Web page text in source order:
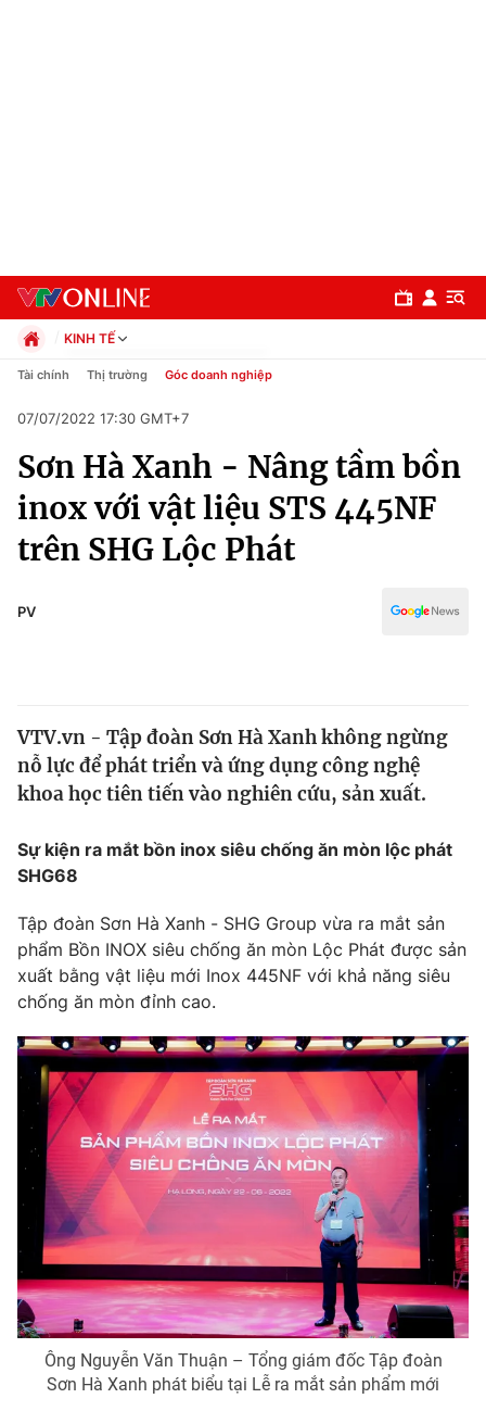
Chuyên mục
Chính trị
Xã hội
Pháp luật
Thế giới
Tin tức
Câu chuyện quốc tế
Kinh tế
Tài chính
Góc doanh nghiệp
Dữ liệu và đời sống
Truyền hình
Phim VTV
Nhân vật
Khán giả
Giải sao mai
Giải trí
Điện ảnh
Âm nhạc
Sao
Đời sống
Du lịch
Làm đẹp
Chất lượng cuộc sống
Giáo dục
Tuyển sinh
Học trực tuyến
Công nghệ
Hitech Công nghệ tương lai
Sản phẩm
Thị trường
Tư vấn
Giao lưu trực tuyến
Lịch phát sóng
Chuyên mục khác
KINH TẾ
Chính trị
Pháp luật
Kinh tế
Thể thao
Truyền hình
Văn hóa - Giải trí
Tài chính Thị trường Góc doanh nghiệp
07/07/2022 17:30 GMT+7
Sơn Hà Xanh - Nâng tầm bồn
inox với vật liệu STS 445NF
trên SHG Lộc Phát
PV
VTV.vn - Tập đoàn Sơn Hà Xanh không ngừng
nỗ lực để phát triển và ứng dụng công nghệ
khoa học tiên tiến vào nghiên cứu, sản xuất.
Sự kiện ra mắt bồn inox siêu chống ăn mòn lộc phát
SHG68
Tập đoàn Sơn Hà Xanh - SHG Group vừa ra mắt sản
phẩm Bồn INOX siêu chống ăn mòn Lộc Phát được sản
xuất bằng vật liệu mới Inox 445NF với khả năng siêu
chống ăn mòn đỉnh cao.
Ông Nguyễn Văn Thuận – Tổng giám đốc Tập đoàn
Sơn Hà Xanh phát biểu tại Lễ ra mắt sản phẩm mới